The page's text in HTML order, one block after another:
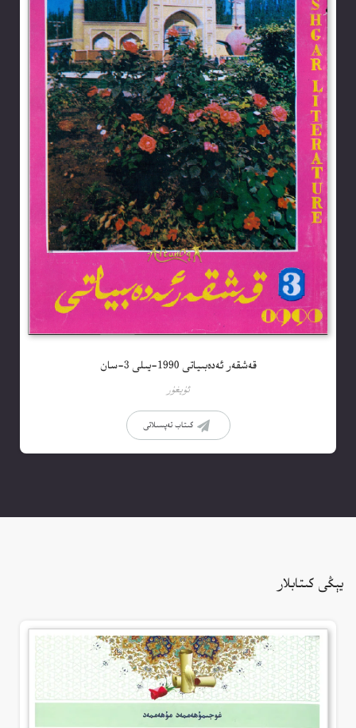
قەشقەر ئەدەبىياتى 1990-يىلى 3-سان
ئۇيغۇر
كىتاب تەپسىلاتى
يېڭى كىتابلار